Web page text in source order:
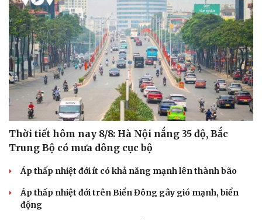
Thời tiết hôm nay 8/8: Hà Nội nắng 35 độ, Bắc
Trung Bộ có mưa dông cục bộ
Áp thấp nhiệt đới ít có khả năng mạnh lên thành bão
Áp thấp nhiệt đới trên Biển Đông gây gió mạnh, biển
động